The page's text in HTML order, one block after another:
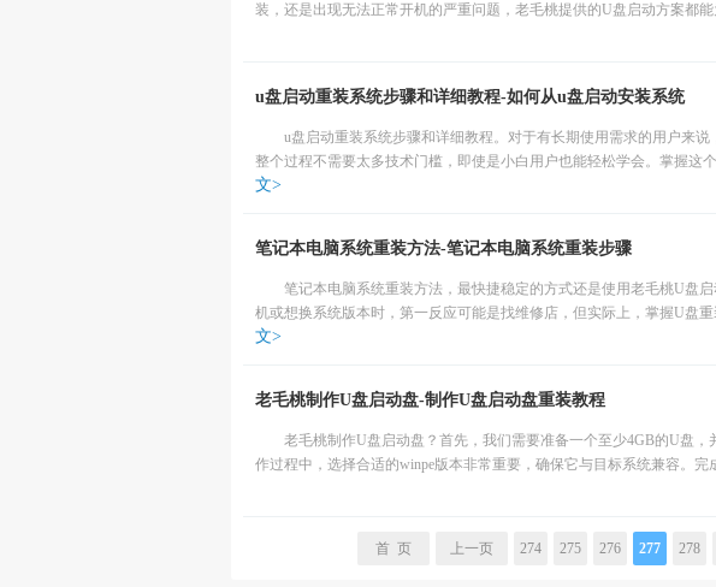
装，还是出现无法正常开机的严重问题，老毛桃提供的U盘启动方案都
u盘启动重装系统步骤和详细教程-如何从u盘启动安装系统
u盘启动重装系统步骤和详细教程。对于有长期使用需求的用户来说
整个过程不需要太多技术门槛，即使是小白用户也能轻松学会。掌握这
文>
笔记本电脑系统重装方法-笔记本电脑系统重装步骤
笔记本电脑系统重装方法，最快捷稳定的方式还是使用老毛桃U盘
机或想换系统版本时，第一反应可能是找维修店，但实际上，掌握U盘
文>
老毛桃制作U盘启动盘-制作U盘启动盘重装教程
老毛桃制作U盘启动盘？首先，我们需要准备一个至少4GB的U盘，
作过程中，选择合适的winpe版本非常重要，确保它与目标系统兼容。完
首 页 上一页 274 275 276 277 278